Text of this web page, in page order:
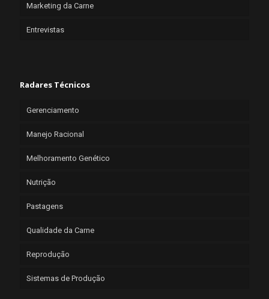
Marketing da Carne
Entrevistas
Radares Técnicos
Gerenciamento
Manejo Racional
Melhoramento Genético
Nutrição
Pastagens
Qualidade da Carne
Reprodução
Sistemas de Produção